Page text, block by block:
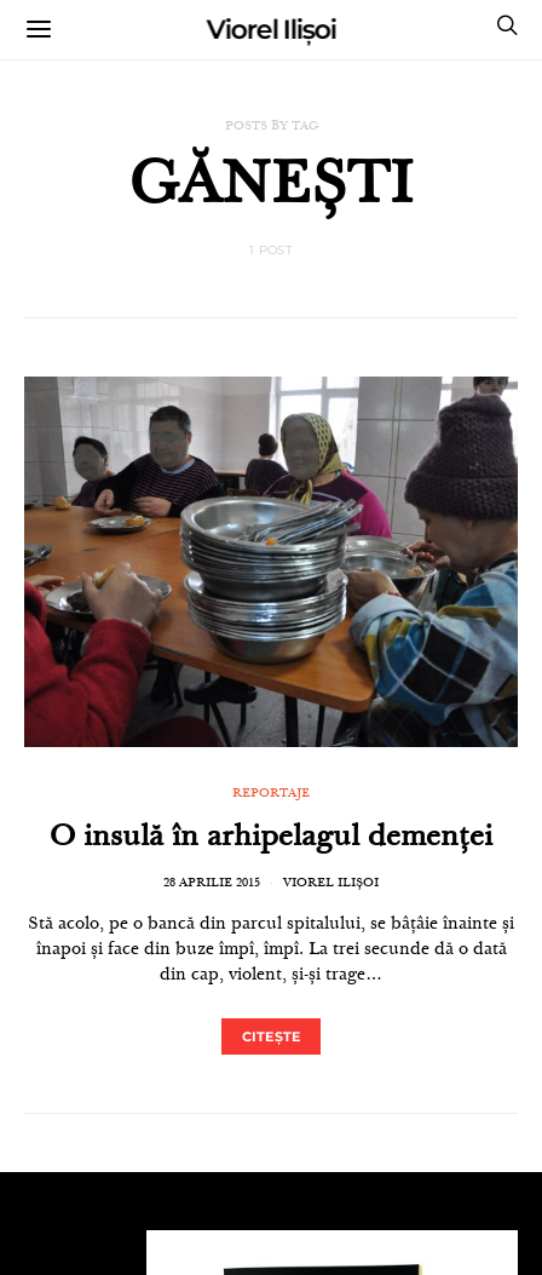
Viorel Ilișoi
POSTS BY TAG
GĂNEȘTI
1 POST
REPORTAJE
O insulă în arhipelagul demenței
28 APRILIE 2015 VIOREL ILIȘOI
Stă acolo, pe o bancă din parcul spitalului, se bâțâie înainte și
înapoi și face din buze împî, împî. La trei secunde dă o dată
din cap, violent, și-și trage…
CITEȘTE
CUMPĂRĂ CĂRȚILE MELE CU AUTOGRAF